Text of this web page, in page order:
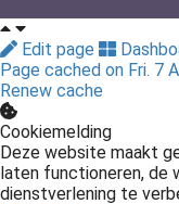
Edit page
Page cached on Fri. 7
Renew cache
Cookiemelding
Deze website maakt
laten functioneren, de
dienstverlening te